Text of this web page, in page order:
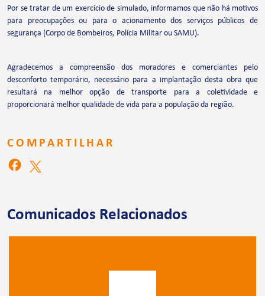
Por se tratar de um exercício de simulado, informamos que não há motivos
para preocupações ou para o acionamento dos serviços públicos de
segurança (Corpo de Bombeiros, Polícia Militar ou SAMU).
Agradecemos a compreensão dos moradores e comerciantes pelo
desconforto temporário, necessário para a implantação desta obra que
resultará na melhor opção de transporte para a coletividade e
proporcionará melhor qualidade de vida para a população da região.
COMPARTILHAR
Comunicados Relacionados